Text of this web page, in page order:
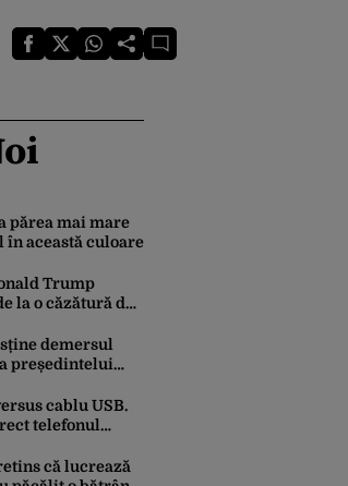
părea mai mare
în această culoare
Trump
la o căzătură de
a stârnit râsete
demersul
președintelui
suspendat”
cablu USB.
telefonul
că lucrează